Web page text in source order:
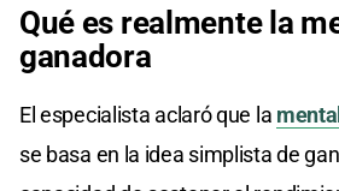
Qué es realmente la
ganadora
El especialista aclaró que la
se basa en la idea simplista de